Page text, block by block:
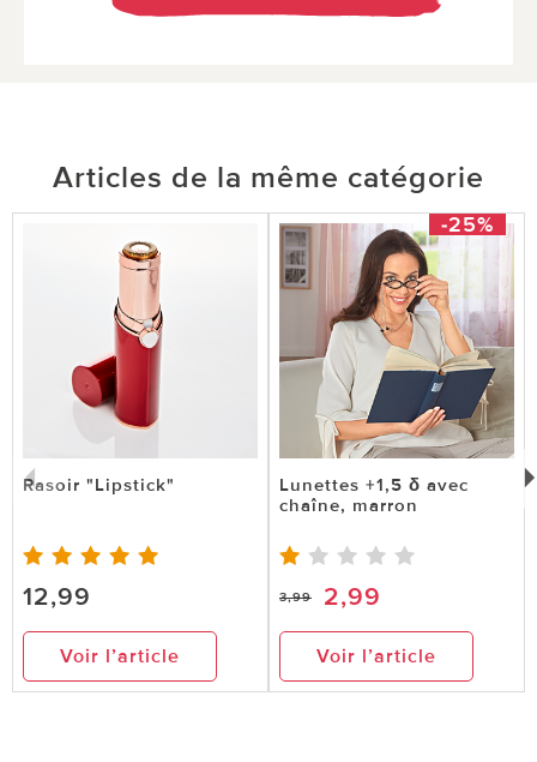
Articles de la même catégorie
Rasoir "Lipstick"
12,99
Voir l’article
-25%
Lunettes +1,5 δ avec
chaîne, marron
3,99 2,99
Voir l’article